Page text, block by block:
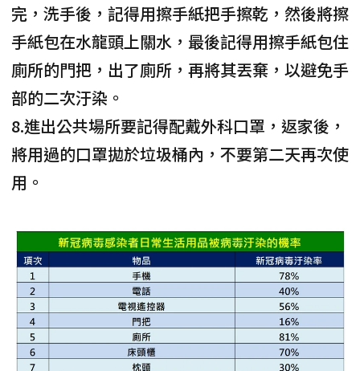
完，洗手後，記得用擦手紙把手擦乾，然後將擦
手紙包在水龍頭上關水，最後記得用擦手紙包住
廁所的門把，出了廁所，再將其丟棄，以避免手
部的二次汙染。
8.進出公共場所要記得配戴外科口罩，返家後，
將用過的口罩拋於垃圾桶內，不要第二天再次使
用。